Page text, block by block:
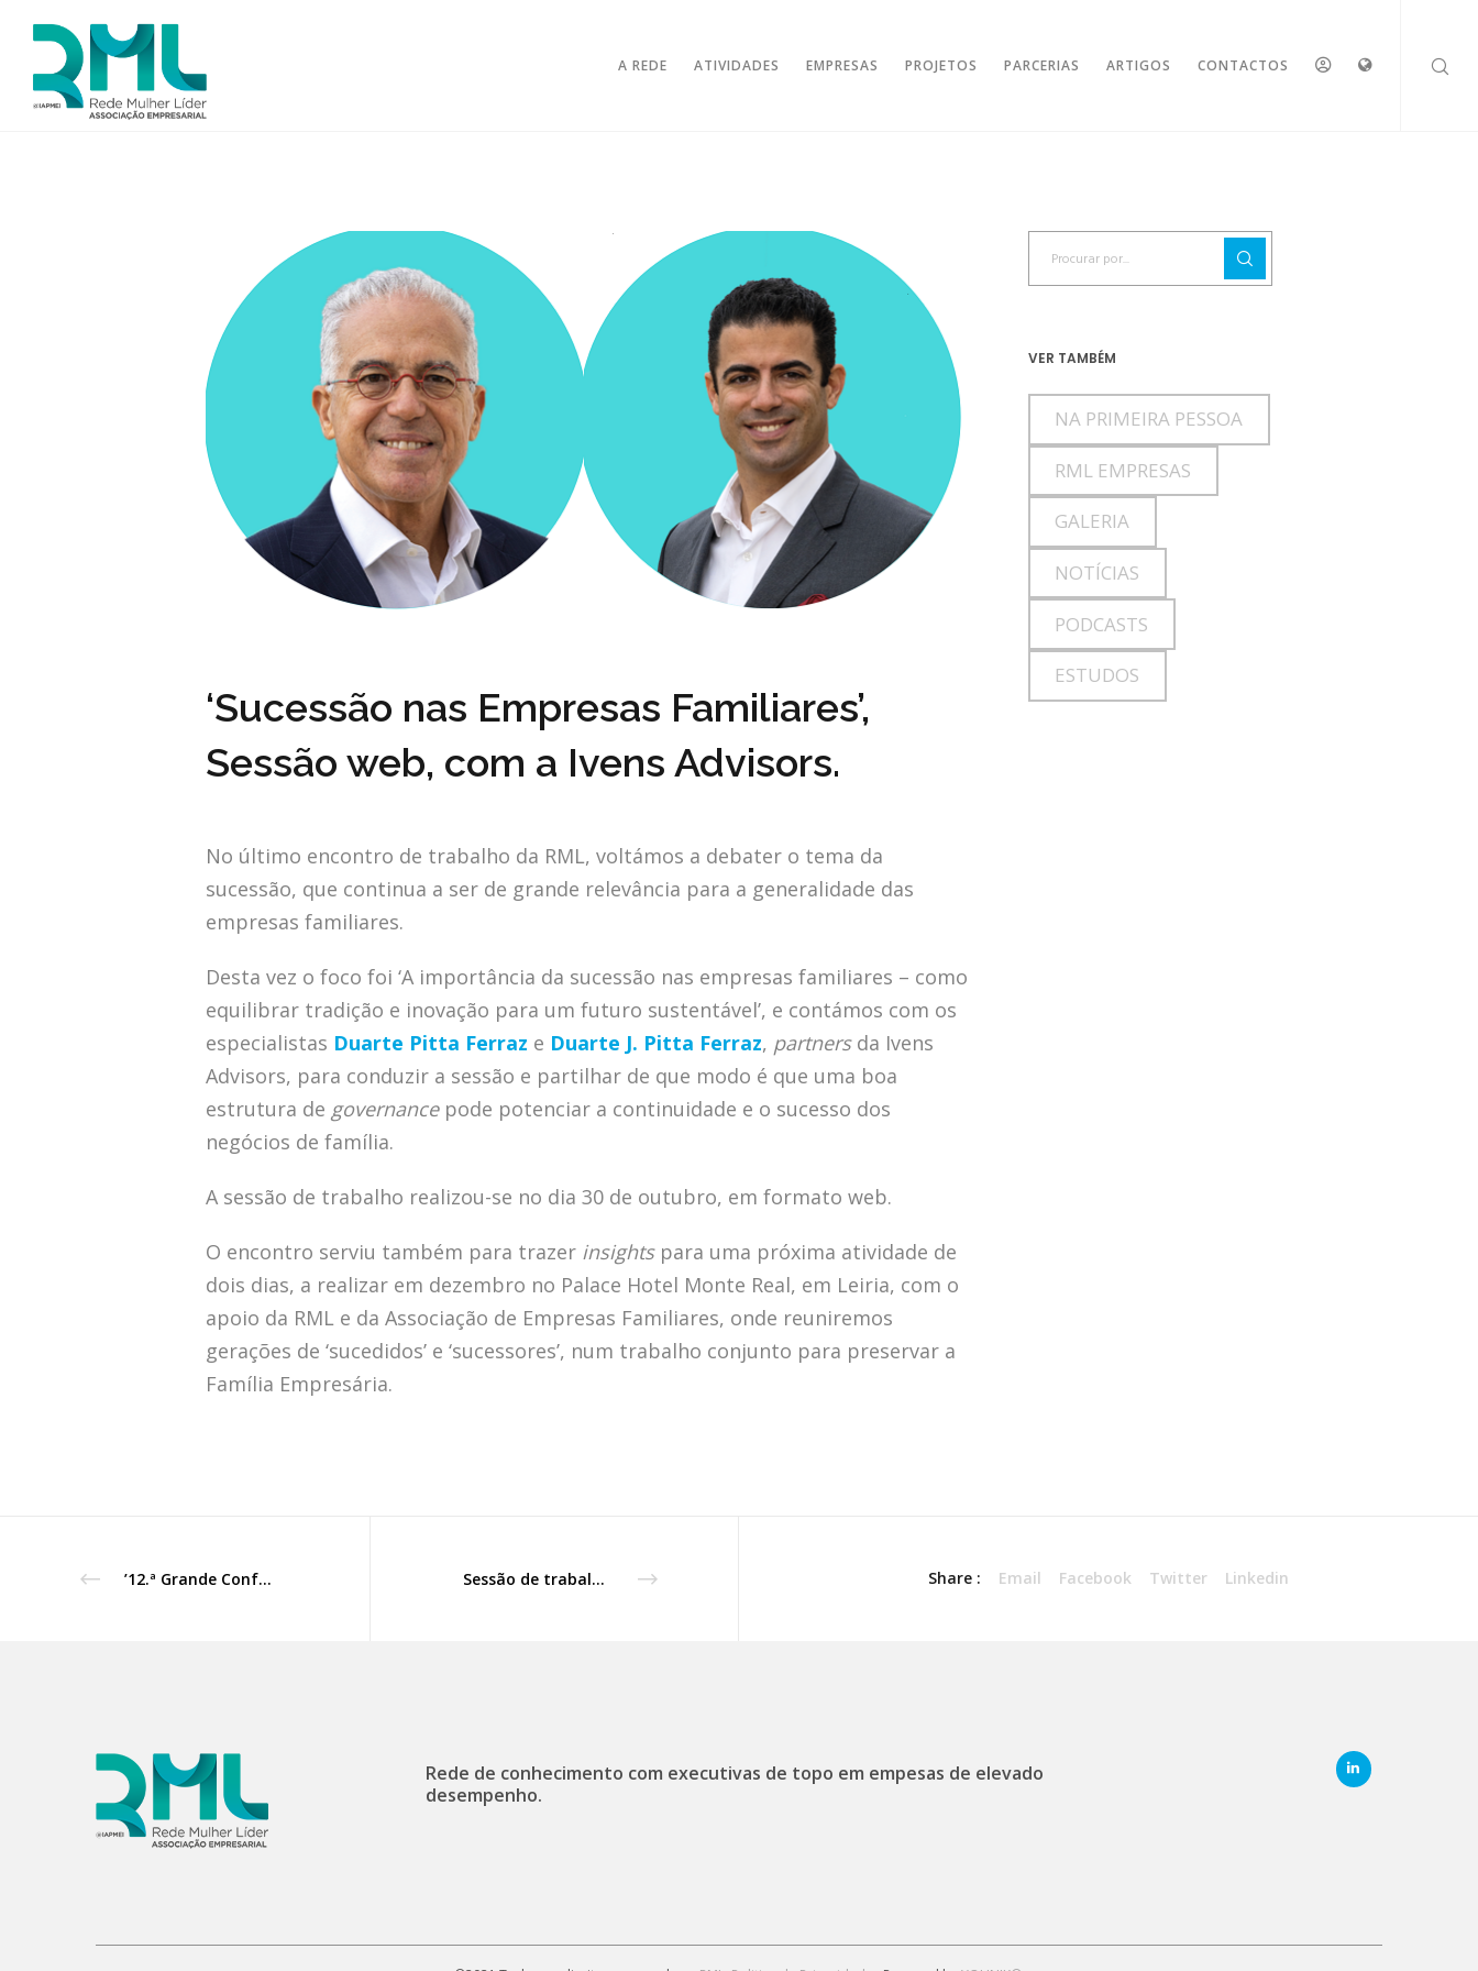
A REDE ATIVIDADES EMPRESAS PROJETOS PARCERIAS ARTIGOS CONTACTOS ESPAÇOIDIOMAS
‘Sucessão nas Empresas Familiares’,
Sessão web, com a Ivens Advisors.
No último encontro de trabalho da RML, voltámos a debater o tema da
sucessão, que continua a ser de grande relevância para a generalidade das
empresas familiares.
Desta vez o foco foi ‘A importância da sucessão nas empresas familiares – como
equilibrar tradição e inovação para um futuro sustentável’, e contámos com os
especialistas Duarte Pitta Ferraz e Duarte J. Pitta Ferraz, partnersda Ivens
Advisors, para conduzir a sessão e partilhar de que modo é que uma boa
estrutura de governancepode potenciar a continuidade e o sucesso dos
negócios de família.
A sessão de trabalho realizou-se no dia 30 de outubro, em formato web.
O encontro serviu também para trazer insightspara uma próxima atividade de
dois dias, a realizar em dezembro no Palace Hotel Monte Real, em Leiria, com o
apoio da RML e da Associação de Empresas Familiares, onde reuniremos
gerações de ‘sucedidos’ e ‘sucessores’, num trabalho conjunto para preservar a
Família Empresária.
VER TAMBÉM
NA PRIMEIRA PESSOA
RML EMPRESAS
GALERIA
NOTÍCIAS
PODCASTS
ESTUDOS
’12.ª Grande Conferência Liderança Feminina’, com a Executiva, em Lisboa. Sessão de trabalho e visita à Belcinto, em S. João da Madeira. Share : Email Facebook Twitter Linkedin
Rede de conhecimento com executivas de topo em empesas de elevado
desempenho.